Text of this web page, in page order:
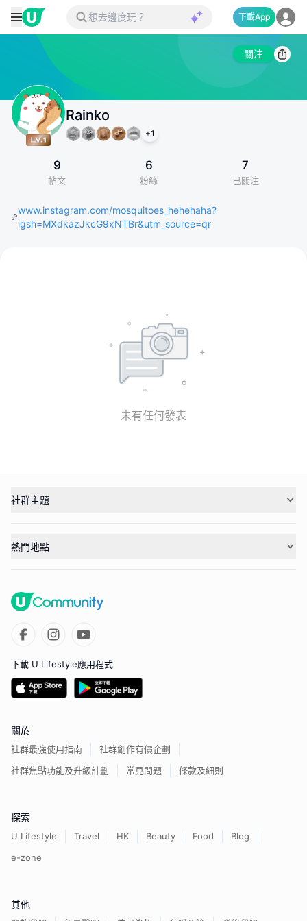
下載App
關注
Rainko
+1
9
帖文
6
粉絲
7
已關注
www.instagram.com/mosquitoes_hehehaha?
igsh=MXdkazJkcG9xNTBr&utm_source=qr
未有任何發表
社群主題
熱門地點
下載 U Lifestyle應用程式
關於
社群最強使用指南
社群創作有價企劃
社群焦點功能及升級計劃
常見問題 條款及細則
探索
U Lifestyle Travel HK Beauty Food
Blog
e-zone
其他